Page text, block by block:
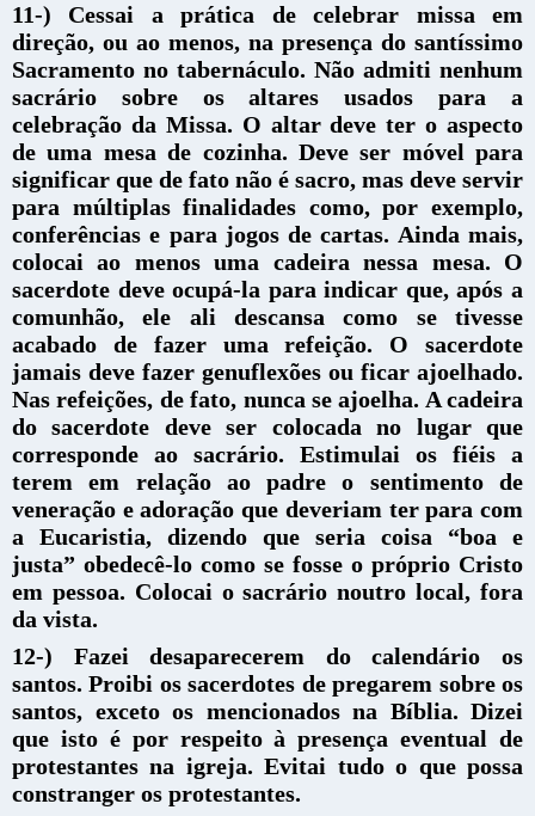
11-) Cessai a prática de celebrar missa em
direção, ou ao menos, na presença do santíssimo
Sacramento no tabernáculo. Não admiti nenhum
sacrário sobre os altares usados para a
celebração da Missa. O altar deve ter o aspecto
de uma mesa de cozinha. Deve ser móvel para
significar que de fato não é sacro, mas deve servir
para múltiplas finalidades como, por exemplo,
conferências e para jogos de cartas. Ainda mais,
colocai ao menos uma cadeira nessa mesa. O
sacerdote deve ocupá-la para indicar que, após a
comunhão, ele ali descansa como se tivesse
acabado de fazer uma refeição. O sacerdote
jamais deve fazer genuflexões ou ficar ajoelhado.
Nas refeições, de fato, nunca se ajoelha. A cadeira
do sacerdote deve ser colocada no lugar que
corresponde ao sacrário. Estimulai os fiéis a
terem em relação ao padre o sentimento de
veneração e adoração que deveriam ter para com
a Eucaristia, dizendo que seria coisa “boa e
justa” obedecê-lo como se fosse o próprio Cristo
em pessoa. Colocai o sacrário noutro local, fora
da vista.
12-) Fazei desaparecerem do calendário os
santos. Proibi os sacerdotes de pregarem sobre os
santos, exceto os mencionados na Bíblia. Dizei
que isto é por respeito à presença eventual de
protestantes na igreja. Evitai tudo o que possa
constranger os protestantes.